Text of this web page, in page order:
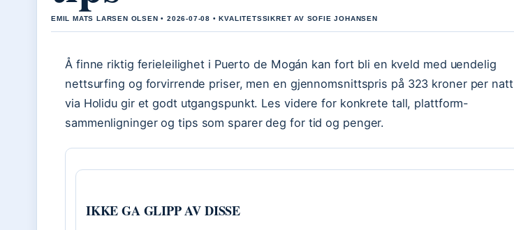
EMIL MATS LARSEN OLSEN • 2026-07-08 • KVALITETSSIKRET AV SOFIE JOHANSEN
Å finne riktig ferieleilighet i Puerto de Mogán kan fort bli en kveld med uendelig
nettsurfing og forvirrende priser, men en gjennomsnittspris på 323 kroner per natt
via Holidu gir et godt utgangspunkt. Les videre for konkrete tall, plattform-
sammenligninger og tips som sparer deg for tid og penger.
IKKE GA GLIPP AV DISSE